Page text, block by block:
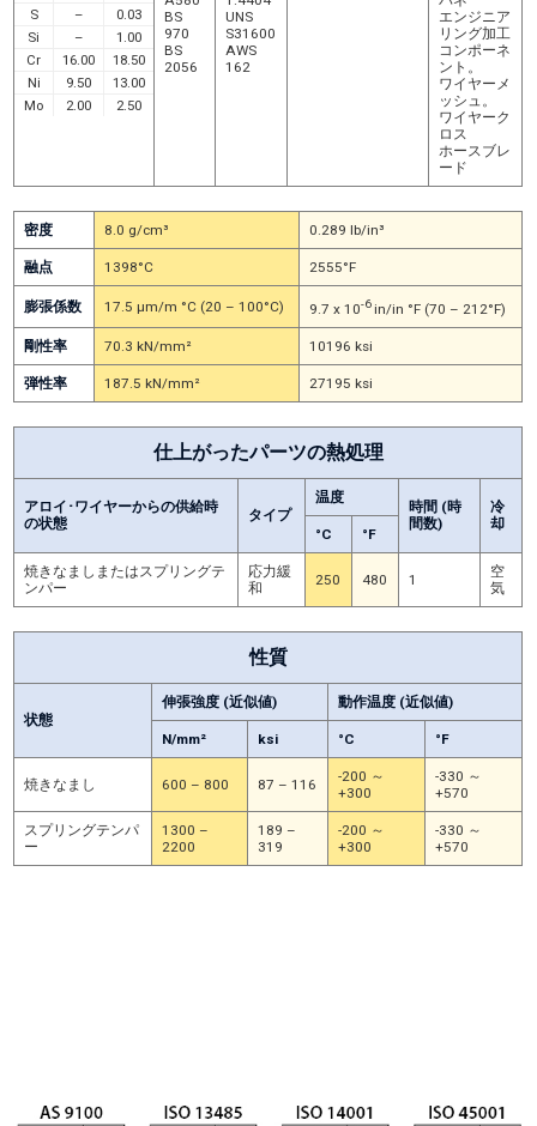
S
–
0.03
Si
–
1.00
Cr
16.00
18.50
Ni
9.50
13.00
Mo
2.00 2.50
BS
970
BS
2056
UNS
S31600
AWS
162
エンジニア
リング加工
コンポーネ
ント。
ワイヤーメ
ッシュ。
ワイヤーク
ロス
ホースブレ
ード
密度 8.0 g/cm³ 0.289 lb/in³
融点 1398°C 2555°F
膨張係数 17.5 μm/m °C (20 – 100°C) 9.7 x 10-6in/in °F (70 – 212°F)
剛性率 70.3 kN/mm² 10196 ksi
弾性率 187.5 kN/mm² 27195 ksi
仕上がったパーツの熱処理
アロイ･ワイヤーからの供給時
の状態
タイプ
温度
時間 (時
間数)
冷
却
°C °F
焼きなましまたはスプリングテ
ンパー
応力緩
和
250 480 1
空
気
性質
状態
伸張強度 (近似値) 動作温度 (近似値)
N/mm² ksi °C °F
焼きなまし 600 – 800 87 – 116
-200 ～
+300
-330 ～
+570
スプリングテンパ
ー
1300 –
2200
189 –
319
-200 ～
+300
-330 ～
+570